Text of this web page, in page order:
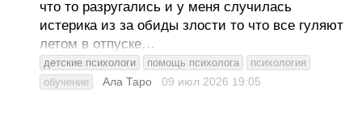
что то разругались и у меня случилась
истерика из за обиды злости то что все гуляют
летом в отпуске…
детские психологи помощь психолога
психология
обучение
Ала Таро 09 июл 2026 19:05